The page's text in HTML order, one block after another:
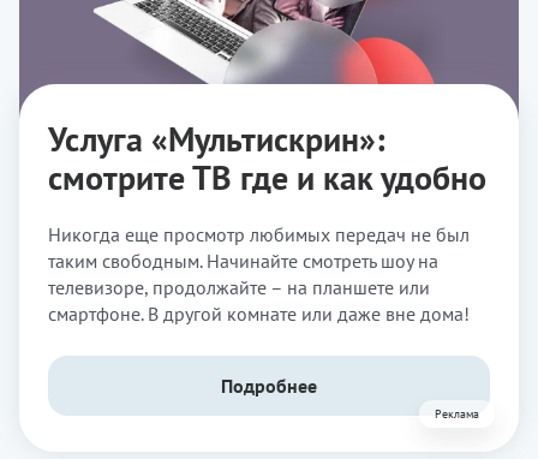
Услуга «Мультискрин»:
смотрите ТВ где и как удобно
Никогда еще просмотр любимых передач не был
таким свободным. Начинайте смотреть шоу на
телевизоре, продолжайте – на планшете или
смартфоне. В другой комнате или даже вне дома!
Подробнее
Реклама